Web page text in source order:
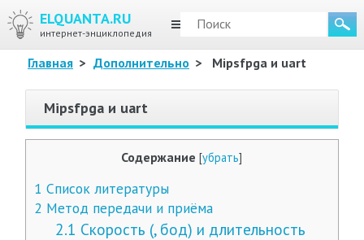
ELQUANTA.RU
интернет-энциклопедия
МЕНЮ
Главная > Дополнительно > Mipsfpga и uart
Mipsfpga и uart
Содержание [убрать]
1 Список литературы
2 Метод передачи и приёма
2.1 Скорость (, бод) и длительность